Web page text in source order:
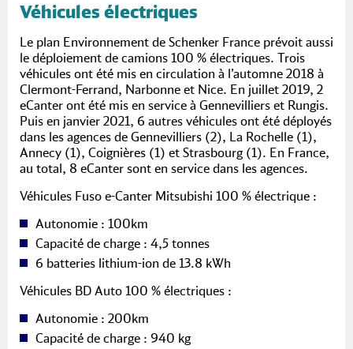
Véhicules électriques
Le plan Environnement de Schenker France prévoit aussi
le déploiement de camions 100 % électriques. Trois
véhicules ont été mis en circulation à l’automne 2018 à
Clermont-Ferrand, Narbonne et Nice. En juillet 2019, 2
eCanter ont été mis en service à Gennevilliers et Rungis.
Puis en janvier 2021, 6 autres véhicules ont été déployés
dans les agences de Gennevilliers (2), La Rochelle (1),
Annecy (1), Coignières (1) et Strasbourg (1). En France,
au total, 8 eCanter sont en service dans les agences.
Véhicules Fuso e-Canter Mitsubishi 100 % électrique :
Autonomie : 100km
Capacité de charge : 4,5 tonnes
6 batteries lithium-ion de 13.8 kWh
Véhicules BD Auto 100 % électriques :
Autonomie : 200km
Capacité de charge : 940 kg